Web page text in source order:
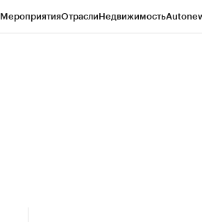
МероприятияОтраслиНедвижимость